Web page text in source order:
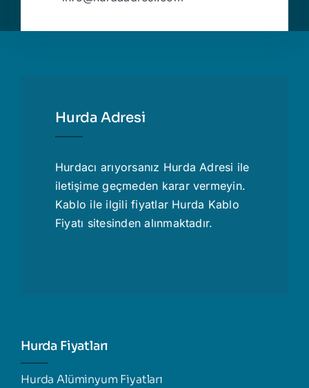
Hurda Adresi
Hurdacı arıyorsanız Hurda Adresi ile
iletişime geçmeden karar vermeyin.
Kablo ile ilgili fiyatlar Hurda Kablo
Fiyatı sitesinden alınmaktadır.
Hurda Fiyatları
Hurda Alüminyum Fiyatları